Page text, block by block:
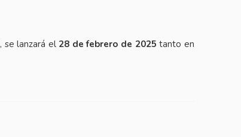
se lanzará el 28 de febrero de 2025 tanto en